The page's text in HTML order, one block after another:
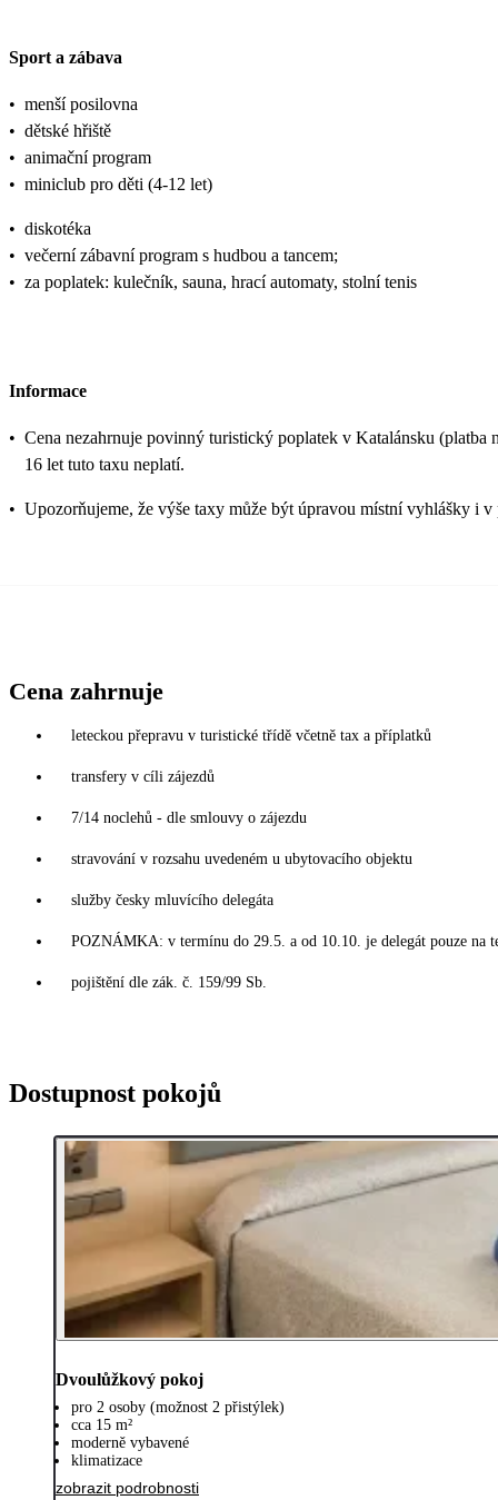
Sport a zábava
• menší posilovna
• dětské hřiště
• animační program
• miniclub pro děti (4-12 let)
• diskotéka
• večerní zábavní program s hudbou a tancem;
• za poplatek: kulečník, sauna, hrací automaty, stolní tenis
Informace
• Cena nezahrnuje povinný turistický poplatek v Katalánsku
16 let tuto taxu neplatí.
• Upozorňujeme, že výše taxy může být úpravou místní vyhlášky i
Cena zahrnuje
leteckou přepravu v turistické třídě včetně tax a příplatků
transfery v cíli zájezdů
7/14 noclehů - dle smlouvy o zájezdu
stravování v rozsahu uvedeném u ubytovacího objektu
služby česky mluvícího delegáta
POZNÁMKA: v termínu do 29.5. a od 10.10. je delegát pouze na
pojištění dle zák. č. 159/99 Sb.
Dostupnost pokojů
Dvoulůžkový pokoj
pro 2 osoby (možnost 2 přistýlek)
cca 15 m²
moderně vybavené
klimatizace
zobrazit podrobnosti